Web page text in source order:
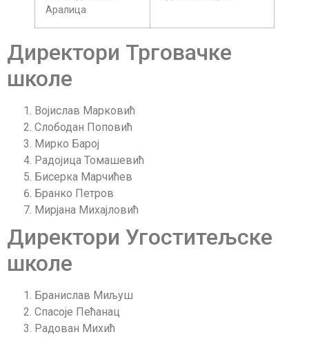
Аралица
Директори Трговачке
школе
Војислав Марковић
Слободан Поповић
Мирко Барој
Радојица Томашевић
Бисерка Марчићев
Бранко Петров
Мирјана Михајловић
Директори Угоститељске
школе
Бранислав Миљуш
Спасоје Пећанац
Радован Михић